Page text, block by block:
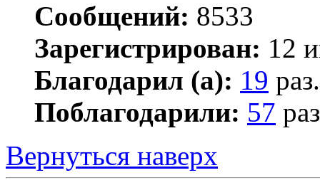
Сообщений: 8533
Зарегистрирован: 12
Благодарил (а): 19 раз.
Поблагодарили: 57
Вернуться наверх